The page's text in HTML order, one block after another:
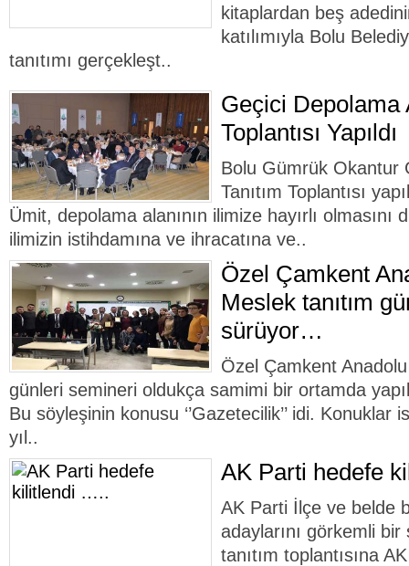
kitaplardan beş
katılımıyla Bolu
tanıtımı gerçekleşt..
Geçici Depolama
Toplantısı Yapıldı
Bolu Gümrük Okantur
Tanıtım Toplantısı
Ümit, depolama alanının ilimize hayırlı olmasını
ilimizin istihdamına ve ihracatına ve..
Özel Çamkent
Meslek tanıtım
sürüyor…
Özel Çamkent
günleri semineri oldukça samimi bir ortamda
Bu söyleşinin konusu ‘’Gazetecilik’’ idi. Konuklar
yıl..
AK Parti hedefe
AK Parti İlçe ve belde
adaylarını görkemli bir
tanıtım toplantısına